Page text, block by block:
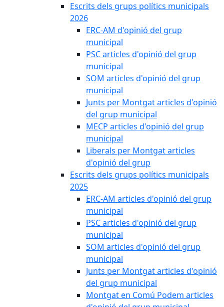
Escrits dels grups polítics municipals
2026
ERC-AM d'opinió del grup
municipal
PSC articles d'opinió del grup
municipal
SOM articles d'opinió del grup
municipal
Junts per Montgat articles d'opinió
del grup municipal
MECP articles d'opinió del grup
municipal
Liberals per Montgat articles
d'opinió del grup
Escrits dels grups polítics municipals
2025
ERC-AM articles d'opinió del grup
municipal
PSC articles d'opinió del grup
municipal
SOM articles d'opinió del grup
municipal
Junts per Montgat articles d'opinió
del grup municipal
Montgat en Comú Podem articles